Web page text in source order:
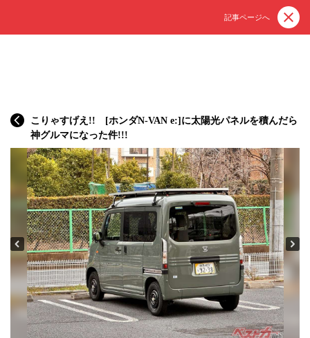
記事ページへ
こりゃすげえ!! [ホンダN-VAN e:]に太陽光パネルを積んだら
神グルマになった件!!!